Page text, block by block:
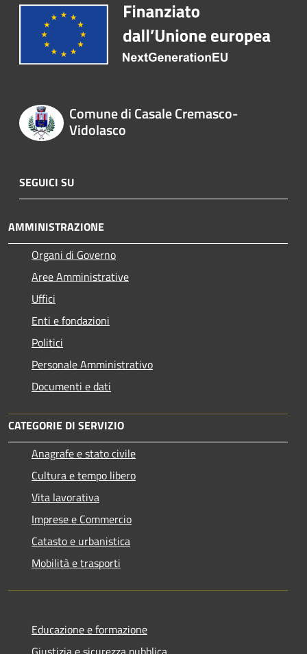
Comune di Casale Cremasco-
Vidolasco
SEGUICI SU
AMMINISTRAZIONE
Organi di Governo
Aree Amministrative
Uffici
Enti e fondazioni
Politici
Personale Amministrativo
Documenti e dati
CATEGORIE DI SERVIZIO
Anagrafe e stato civile
Cultura e tempo libero
Vita lavorativa
Imprese e Commercio
Catasto e urbanistica
Mobilità e trasporti
Educazione e formazione